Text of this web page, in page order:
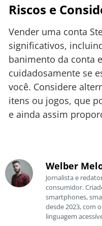
Riscos e
Vender uma conta
significativos,
banimento da conta
cuidadosamente se
você. Considere
itens ou jogos, que
e ainda assim
Welber
Jornalista e
consumidor.
smartphones,
desde 2023, com
linguagem